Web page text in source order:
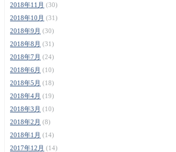
2018年11月 (30)
2018年10月 (31)
2018年9月 (30)
2018年8月 (31)
2018年7月 (24)
2018年6月 (10)
2018年5月 (18)
2018年4月 (19)
2018年3月 (10)
2018年2月 (8)
2018年1月 (14)
2017年12月 (14)